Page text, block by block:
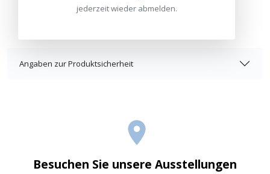
Angaben zur Produktsicherheit
Besuchen Sie unsere Ausstellungen
jederzeit wieder abmelden.